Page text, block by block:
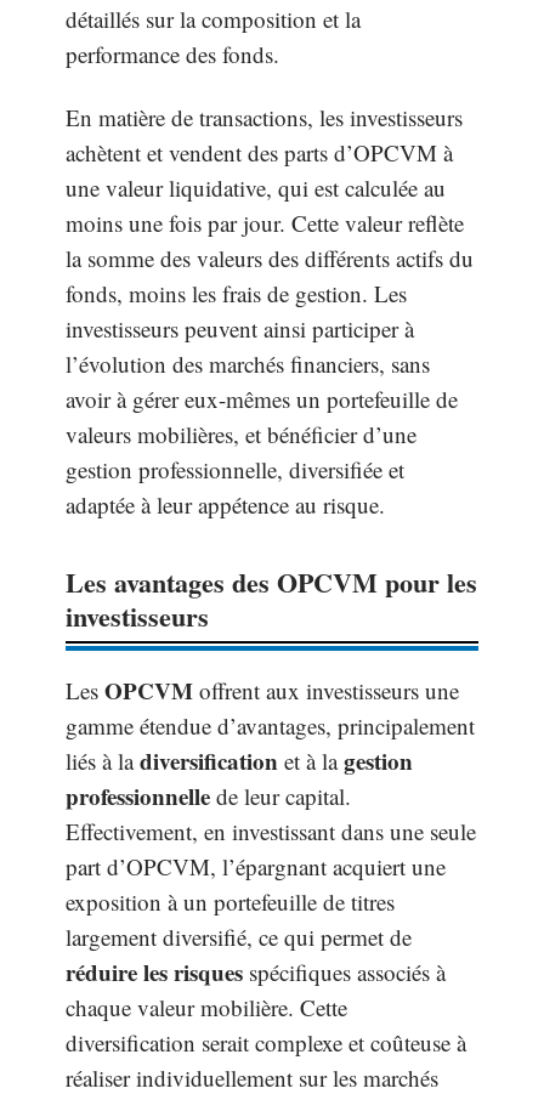
détaillés sur la composition et la
performance des fonds.
En matière de transactions, les investisseurs
achètent et vendent des parts d’OPCVM à
une valeur liquidative, qui est calculée au
moins une fois par jour. Cette valeur reflète
la somme des valeurs des différents actifs du
fonds, moins les frais de gestion. Les
investisseurs peuvent ainsi participer à
l’évolution des marchés financiers, sans
avoir à gérer eux-mêmes un portefeuille de
valeurs mobilières, et bénéficier d’une
gestion professionnelle, diversifiée et
adaptée à leur appétence au risque.
Les avantages des OPCVM pour les
investisseurs
Les OPCVM offrent aux investisseurs une
gamme étendue d’avantages, principalement
liés à ladiversification et à lagestion
professionnelle de leur capital.
Effectivement, en investissant dans une seule
part d’OPCVM, l’épargnant acquiert une
exposition à un portefeuille de titres
largement diversifié, ce qui permet de
réduire les risques spécifiques associés à
chaque valeur mobilière. Cette
diversification serait complexe et coûteuse à
réaliser individuellement sur les marchés